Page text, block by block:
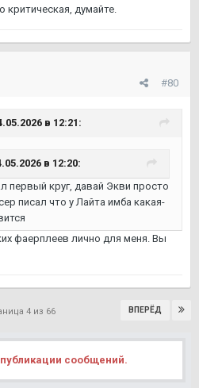
думайте.
#80
в 12:21:
в 12:20:
первый круг, давай Экви просто
писал что у Лайта имба какая-
фаерплеев лично для меня. Вы
ВПЕРЁД
4 из 66
сообщений.